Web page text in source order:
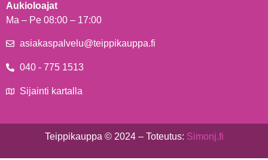
Aukioloajat
Ma – Pe 08:00 – 17:00
asiakaspalvelu@teippikauppa.fi
040 - 775 1513
Sijainti kartalla
Teippikauppa © 2024 – Toteutus: Simonj.fi